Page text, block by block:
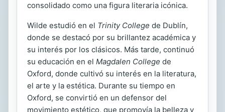
consolidado como una figura literaria icónica.
Wilde estudió en el Trinity College de Dublín,
donde se destacó por su brillantez académica y
su interés por los clásicos. Más tarde, continuó
su educación en el Magdalen College de
Oxford, donde cultivó su interés en la literatura,
el arte y la estética. Durante su tiempo en
Oxford, se convirtió en un defensor del
movimiento estético, que promovía la belleza y